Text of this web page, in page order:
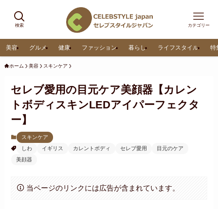
検索 カテゴリー
美容 グルメ 健康 ファッション 暮らし ライフスタイル 特
ホーム 美容 スキンケア
セレブ愛用の目元ケア美顔器【カレン
トボディスキンLEDアイパーフェクタ
ー】
スキンケア
しわ
イギリス カレントボディ セレブ愛用
目元のケア
美顔器
当ページのリンクには広告が含まれています。